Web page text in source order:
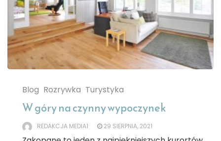
Blog Rozrywka Turystyka
W góry na czynny wypoczynek
REDAKCJA MEDIA1 29 SIERPNIA, 2021